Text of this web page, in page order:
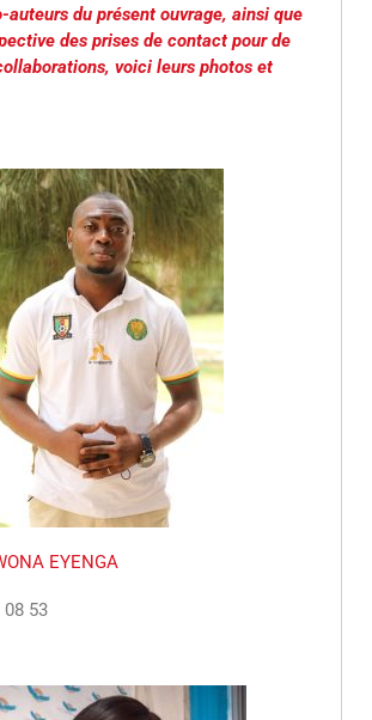
auteurs du présent ouvrage, ainsi que
des prises de contact pour de
voici leurs photos et
EYENGA
08 53